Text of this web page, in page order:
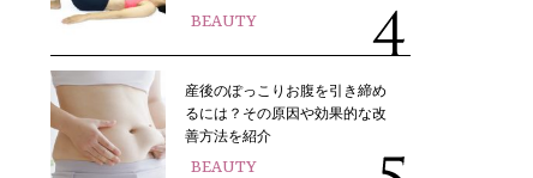
BEAUTY
産後のぽっこりお腹を引き締め
るには？その原因や効果的な改
善方法を紹介
BEAUTY